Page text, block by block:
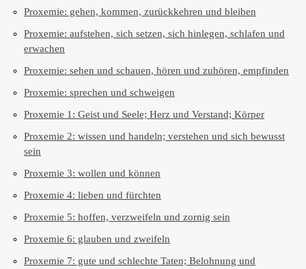
Proxemie: gehen, kommen, zurückkehren und bleiben
Proxemie: aufstehen, sich setzen, sich hinlegen, schlafen und
erwachen
Proxemie: sehen und schauen, hören und zuhören, empfinden
Proxemie: sprechen und schweigen
Proxemie 1: Geist und Seele; Herz und Verstand; Körper
Proxemie 2: wissen und handeln; verstehen und sich bewusst
sein
Proxemie 3: wollen und können
Proxemie 4: lieben und fürchten
Proxemie 5: hoffen, verzweifeln und zornig sein
Proxemie 6: glauben und zweifeln
Proxemie 7: gute und schlechte Taten; Belohnung und